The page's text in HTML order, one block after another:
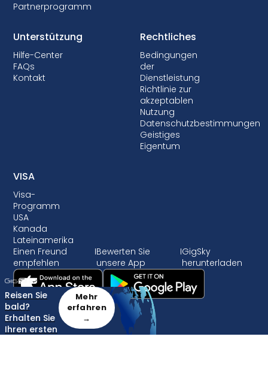
Partnerprogramm
Unterstützung
Hilfe-Center
FAQs
Kontakt
Rechtliches
Bedingungen
der
Dienstleistung
Richtlinie zur
akzeptablen
Nutzung
Datenschutzbestimmungen
Geistiges
Eigentum
VISA
Visa-
Programm
USA
Kanada
Lateinamerika
Einen Freund
empfehlen
IBewerten Sie
unsere App
IGigSky
herunterladen
Reisen Sie
bald?
Erhalten Sie
Ihren ersten
Mehr
erfahren
→